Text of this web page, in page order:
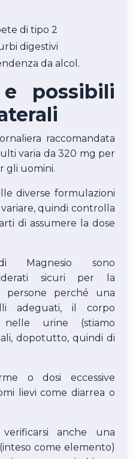
di tipo 2
digestivi
da alcol.
possibili
raccomandata
varia da 320 mg per
gli uomini.
diverse formulazioni
quindi controlla
di assumere la dose
Magnesio sono
sicuri per la
persone perché una
adeguati, il corpo
nelle urine (stiamo
dopotutto, quindi di
o dosi eccessive
lievi come diarrea o
anche una
come elemento)